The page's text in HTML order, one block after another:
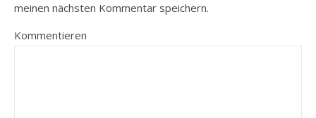
meinen nächsten Kommentar speichern.
Kommentieren